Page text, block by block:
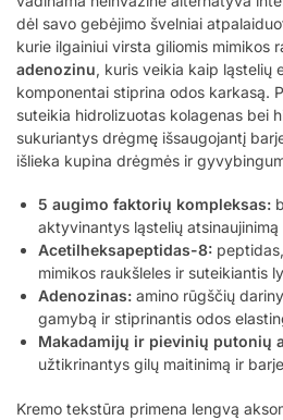
dėl savo gebėjimo švelniai
kurie ilgainiui virsta giliomis mimikos
adenozinu, kuris veikia kaip ląstelių
komponentai stiprina odos karkasą.
suteikia hidrolizuotas kolagenas bei
sukuriantys drėgmę išsaugojantį
išlieka kupina drėgmės ir
5 augimo faktorių kompleksas:
aktyvinantys ląstelių
Acetilheksapeptidas-8:
mimikos raukšleles ir suteikiantis
Adenozinas: amino rūgščių
gamybą ir stiprinantis odos
Makadamijų ir pievinių putonių
užtikrinantys gilų maitinimą ir
Kremo tekstūra primena lengvą